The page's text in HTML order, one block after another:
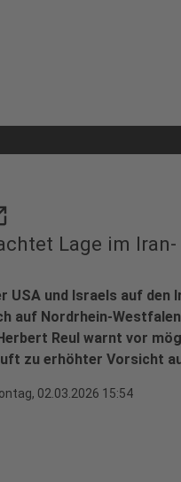
Lage im Iran-
USA und Israels auf den
auf Nordrhein-
Reul warnt vor
zu erhöhter Vorsicht
02.03.2026 15:54